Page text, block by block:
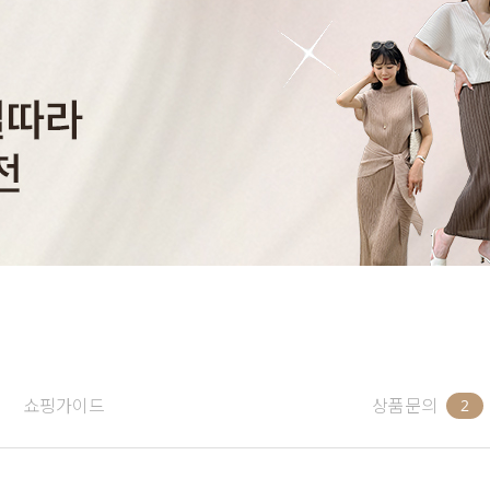
쇼핑가이드 상품문의 2